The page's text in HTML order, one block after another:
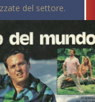
del settore.